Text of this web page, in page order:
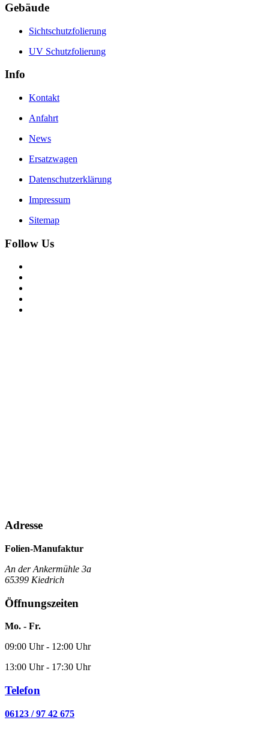
Gebäude
Sichtschutzfolierung
UV Schutzfolierung
Info
Kontakt
Anfahrt
News
Ersatzwagen
Datenschutzerklärung
Impressum
Sitemap
Follow Us
Adresse
Folien-Manufaktur
An der Ankermühle 3a
65399 Kiedrich
Öffnungszeiten
Mo. - Fr.
09:00 Uhr - 12:00 Uhr
13:00 Uhr - 17:30 Uhr
Telefon
06123 / 97 42 675